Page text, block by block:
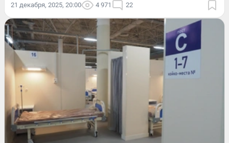
21 декабря, 2025, 20:00 4 971 22